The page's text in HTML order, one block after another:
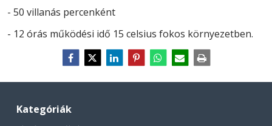
- 50 villanás percenként
- 12 órás működési idő 15 celsius fokos környezetben.
Kategóriák